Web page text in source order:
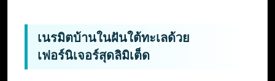
เนรมิตบ้านในฝันใต้ทะเลด้วย
เฟอร์นิเจอร์สุดลิมิเต็ด